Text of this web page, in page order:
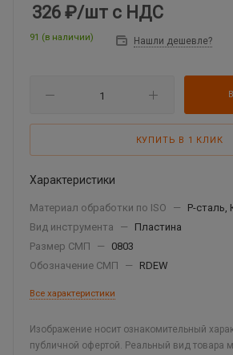
326 ₽/шт с НДС
91 (в наличии) Нашли дешевле?
КУПИТЬ В 1 КЛИК
Характеристики
Материал обработки по ISO —
P-сталь,
Вид инструмента
—
Пластина
Размер СМП
—
0803
Обозначение СМП
— RDEW
Все характеристики
Изображение носит ознакомительный
публичной офертой. Реальный вид товара